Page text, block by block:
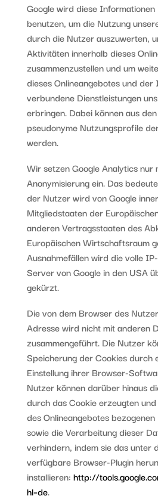
Google wird diese
benutzen, um die Nutzung
durch die Nutzer auszuwerten,
Aktivitäten innerhalb dieses
zusammenzustellen und um
dieses Onlineangebotes und
verbundene Dienstleistungen
erbringen. Dabei können aus
pseudonyme Nutzungsprofile
werden.
Wir setzen Google Analytics
Anonymisierung ein. Das
der Nutzer wird von Google
Mitgliedstaaten der
anderen Vertragsstaaten des
Europäischen Wirtschaftsraum
Ausnahmefällen wird die volle
Server von Google in den USA
gekürzt.
Die von dem Browser des
Adresse wird nicht mit anderen
zusammengeführt. Die Nutzer
Speicherung der Cookies durch
Einstellung ihrer Browser-
Nutzer können darüber hinaus
durch das Cookie erzeugten
des Onlineangebotes
sowie die Verarbeitung dieser
verhindern, indem sie das unter
verfügbare Browser-Plugin
installieren: http://
hl=de.